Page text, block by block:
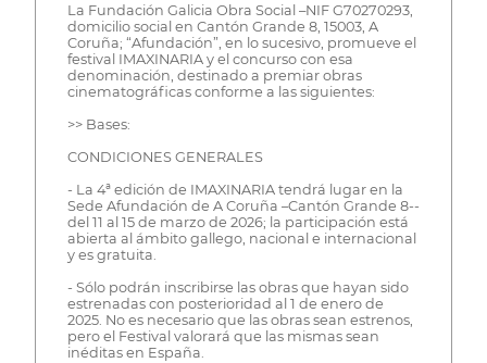
La Fundación Galicia Obra Social –NIF G70270293,
domicilio social en Cantón Grande 8, 15003, A
Coruña; “Afundación”, en lo sucesivo, promueve el
festival IMAXINARIA y el concurso con esa
denominación, destinado a premiar obras
cinematográficas conforme a las siguientes:
>> Bases:
CONDICIONES GENERALES
- La 4ª edición de IMAXINARIA tendrá lugar en la
Sede Afundación de A Coruña –Cantón Grande 8--
del 11 al 15 de marzo de 2026; la participación está
abierta al ámbito gallego, nacional e internacional
y es gratuita.
- Sólo podrán inscribirse las obras que hayan sido
estrenadas con posterioridad al 1 de enero de
2025. No es necesario que las obras sean estrenos,
pero el Festival valorará que las mismas sean
inéditas en España.